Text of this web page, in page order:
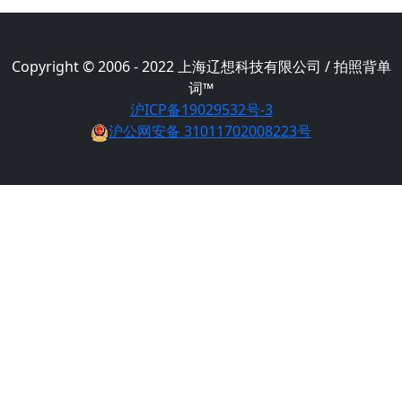
Copyright © 2006 - 2022 上海辽想科技有限公司 / 拍照背单
词™
沪ICP备19029532号-3
沪公网安备 31011702008223号